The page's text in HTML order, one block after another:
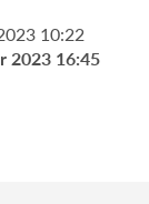
10:22
2023 16:45